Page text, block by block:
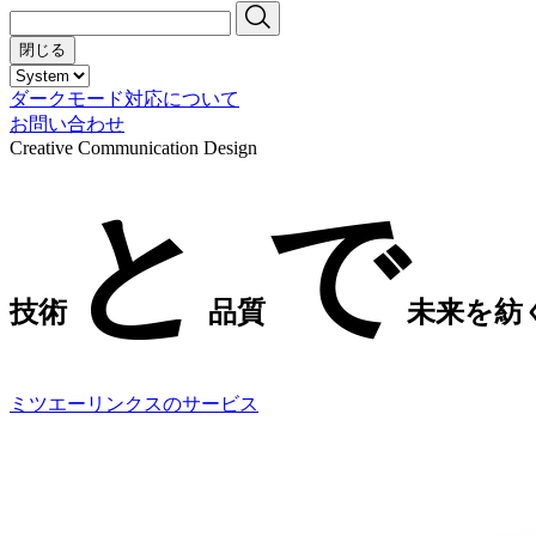
閉じる
ダークモード対応について
お問い合わせ
Creative Communication Design
技術と 品質で未来を紡
ミツエーリンクスのサービス